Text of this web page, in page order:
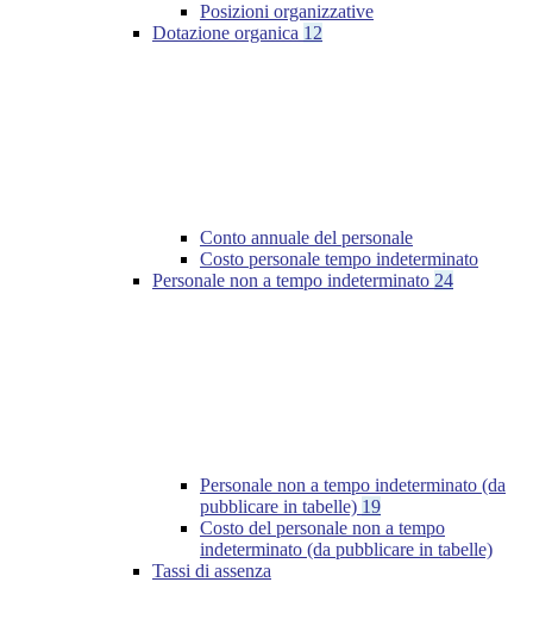
Posizioni organizzative
Dotazione organica 12
Conto annuale del personale
Costo personale tempo indeterminato
Personale non a tempo indeterminato 24
Personale non a tempo indeterminato (da
pubblicare in tabelle) 19
Costo del personale non a tempo
indeterminato (da pubblicare in tabelle)
Tassi di assenza